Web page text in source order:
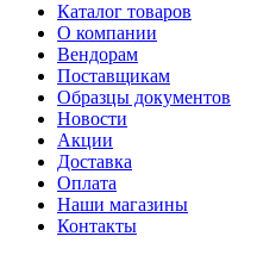
Каталог товаров
О компании
Вендорам
Поставщикам
Образцы документов
Новости
Акции
Доставка
Оплата
Наши магазины
Контакты